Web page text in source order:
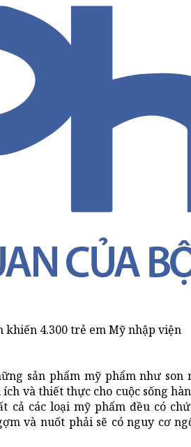
khiến 4.300 trẻ em Mỹ nhập viện
sản phẩm mỹ phẩm như son
và thiết thực cho cuộc sống
cả các loại mỹ phẩm đều có
và nuốt phải sẽ có nguy cơ